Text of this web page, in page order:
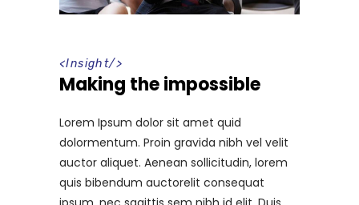
<Insight/>
Making the impossible
Lorem Ipsum dolor sit amet quid
dolormentum. Proin gravida nibh vel velit
auctor aliquet. Aenean sollicitudin, lorem
quis bibendum auctorelit consequat